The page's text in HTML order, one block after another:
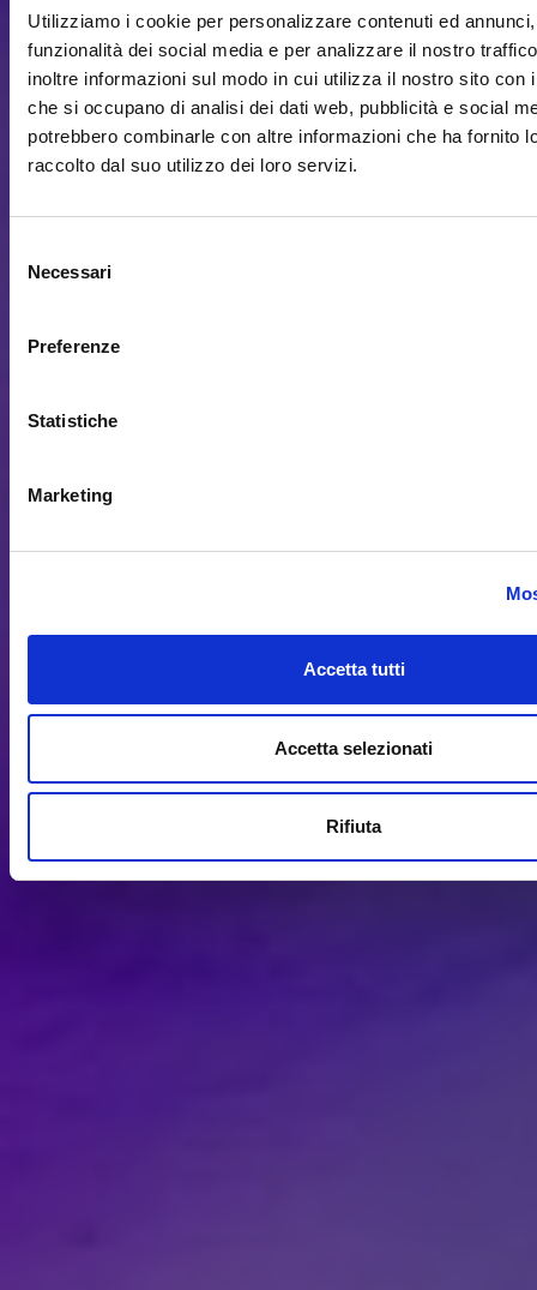
Utilizziamo i cookie per personalizzare contenuti ed
funzionalità dei social media e per analizzare il nostro
inoltre informazioni sul modo in cui utilizza il nostro sito con
che si occupano di analisi dei dati web, pubblicità e social
potrebbero combinarle con altre informazioni che ha fornito
raccolto dal suo utilizzo dei loro servizi.
delNecessari
Preferenze
Statistiche
Marketing
Accetta tutti
Accetta selezionati
Rifiuta